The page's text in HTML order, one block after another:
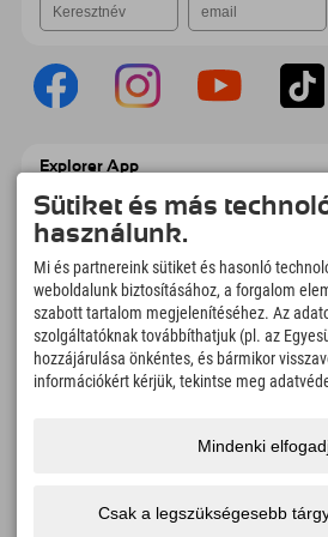
Explorer App
Töltsd fel #ExplorerPillanataidat, az
című videódat foglalási áttekintéssel,
bakancslistával, étterem áttekintéssel és
Felfedezős pillanatok ideje
166
Hegyi tavak és
Túrázási és hegymászási
Sütiket és más
használunk.
Mi és partnereink sütiket és hasonló
weboldalunk biztosításához, a forgalom
szabott tartalom megjelenítéséhez. Az
szolgáltatóknak továbbíthatjuk (pl. az
hozzájárulása önkéntes, és bármikor
információkért kérjük, tekintse meg
Mindenki
Csak a legszükségesebb